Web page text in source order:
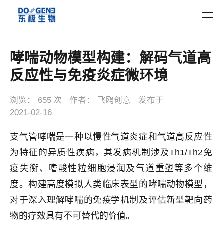
哮喘动物模型构建：解码气道高
反应性与免疫炎症微环境
浏览： 655 次 作者： 飞鸥创意
发布于
2021-02-16
支气管哮喘是一种以慢性气道炎症和气道高反应性
为特征的异质性疾病，其发病机制涉及Th1/Th2免
疫失衡、嗜酸性粒细胞浸润及气道重塑等多个维
度。构建高度模拟人类临床表型的哮喘动物模型，
对于深入理解哮喘的免疫学机制及评估新型靶向药
物的疗效具有不可替代的价值。